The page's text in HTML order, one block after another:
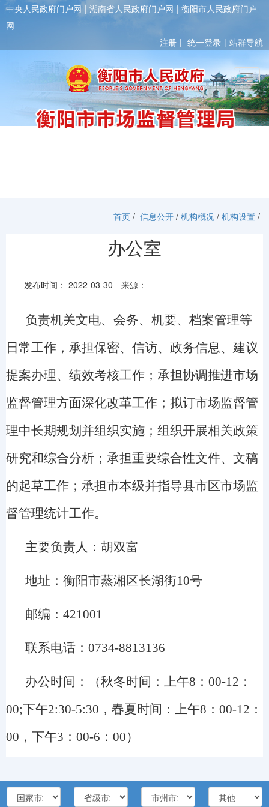
中央人民政府门户网 湖南省人民政府门户网
衡阳市人民政府门户
网
注册
统一登录 站群导航
首页 / 信息公开 / 机构概况 / 机构设置 /
办公室
发布时间： 2022-03-30 来源：
负责机关文电、会务、机要、档案管理等
日常工作，承担保密、信访、政务信息、建议
提案办理、绩效考核工作；承担协调推进市场
监督管理方面深化改革工作；拟订市场监督管
理中长期规划并组织实施；组织开展相关政策
研究和综合分析；承担重要综合性文件、文稿
的起草工作；承担市本级并指导县市区市场监
督管理统计工作。
主要负责人：胡双富
地址： 衡阳市蒸湘区长湖街10号
邮编：421001
联系电话：0734-8813136
办公时间：（秋冬时间：上午8：00-12：
00;下午2:30-5:30，春夏时间：上午8：00-12：
00，下午3：00-6：00）